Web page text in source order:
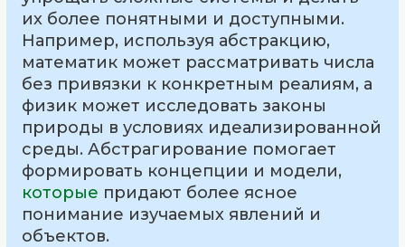
их более понятными и доступными.
Например, используя абстракцию,
математик может рассматривать числа
без привязки к конкретным реалиям, а
физик может исследовать законы
природы в условиях идеализированной
среды. Абстрагирование помогает
формировать концепции и модели,
которые придают более ясное
понимание изучаемых явлений и
объектов.